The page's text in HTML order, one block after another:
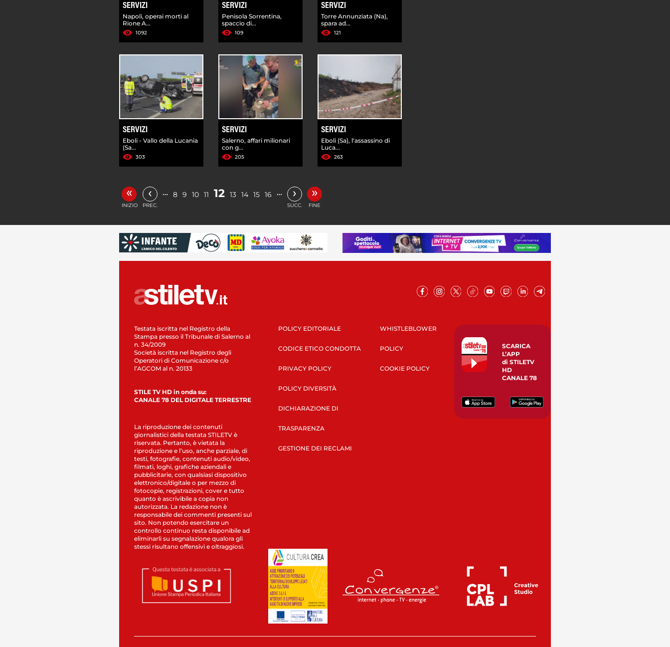
SERVIZI
Napoli, operai morti al
Rione A...
1092
SERVIZI
Penisola Sorrentina,
spaccio di...
109
SERVIZI
Torre Annunziata (Na),
spara ad...
121
SERVIZI
Eboli - Vallo della Lucania
(Sa...
303
SERVIZI
Salerno, affari milionari
con g...
205
SERVIZI
Eboli (Sa), l'assassino di
Luca...
263
«
INIZIO
‹
PREC.
… 8 9 10 11 12 13 14 15 16 … ›
SUCC.
»
FINE
Testata iscritta nel Registro della
Stampa presso il Tribunale di Salerno al
n. 34/2009
Società iscritta nel Registro degli
Operatori di Comunicazione c/o
l’AGCOM al n. 20133
STILE TV HD in onda su:
CANALE 78 DEL DIGITALE TERRESTRE
La riproduzione dei contenuti
giornalistici della testata STILETV è
riservata. Pertanto, è vietata la
riproduzione e l’uso, anche parziale, di
testi, fotografie, contenuti audio/video,
filmati, loghi, grafiche aziendali e
pubblicitarie, con qualsiasi dispositivo
elettronico/digitale o per mezzo di
fotocopie, registrazioni, cover e tutto
quanto è ascrivibile a copia non
autorizzata. La redazione non è
responsabile dei commenti presenti sul
sito. Non potendo esercitare un
controllo continuo resta disponibile ad
eliminarli su segnalazione qualora gli
stessi risultano offensivi e oltraggiosi.
POLICY EDITORIALE
CODICE ETICO CONDOTTA
PRIVACY POLICY
POLICY DIVERSITÀ
DICHIARAZIONE DI
TRASPARENZA
GESTIONE DEI RECLAMI
WHISTLEBLOWER
POLICY
COOKIE POLICY
SCARICA
L’APP
di STILETV
HD
CANALE 78